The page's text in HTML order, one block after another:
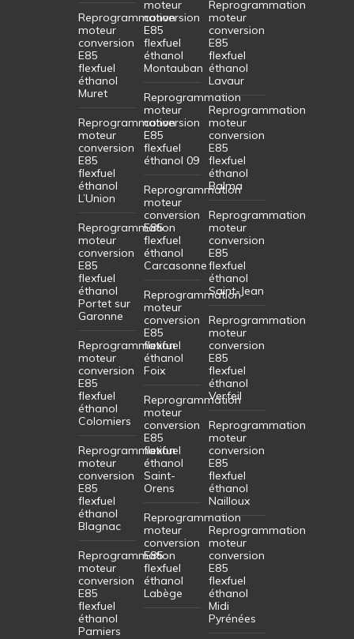
Reprogrammation
moteur
conversion
E85
flexfuel
éthanol
Muret
Reprogrammation
moteur
conversion
E85
flexfuel
éthanol
L’Union
Reprogrammation
moteur
conversion
E85
flexfuel
éthanol
Portet sur
Garonne
Reprogrammation
moteur
conversion
E85
flexfuel
éthanol
Colomiers
Reprogrammation
moteur
conversion
E85
flexfuel
éthanol
Blagnac
Reprogrammation
moteur
conversion
E85
flexfuel
éthanol
Pamiers
moteur
conversion
E85
flexfuel
éthanol
Montauban
Reprogrammation
moteur
conversion
E85
flexfuel
éthanol 09
Reprogrammation
moteur
conversion
E85
flexfuel
éthanol
Carcasonne
Reprogrammation
moteur
conversion
E85
flexfuel
éthanol
Foix
Reprogrammation
moteur
conversion
E85
flexfuel
éthanol
Saint-
Orens
Reprogrammation
moteur
conversion
E85
flexfuel
éthanol
Labège
Reprogrammation
moteur
conversion
E85
flexfuel
éthanol
Lavaur
Reprogrammation
moteur
conversion
E85
flexfuel
éthanol
Balma
Reprogrammation
moteur
conversion
E85
flexfuel
éthanol
Saint-Jean
Reprogrammation
moteur
conversion
E85
flexfuel
éthanol
Verfeil
Reprogrammation
moteur
conversion
E85
flexfuel
éthanol
Nailloux
Reprogrammation
moteur
conversion
E85
flexfuel
éthanol
Midi
Pyrénées